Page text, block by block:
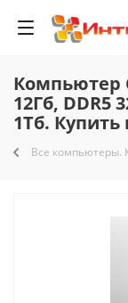
Компьютер
12Гб, DDR5
1Тб. Купить
Все компьютеры.